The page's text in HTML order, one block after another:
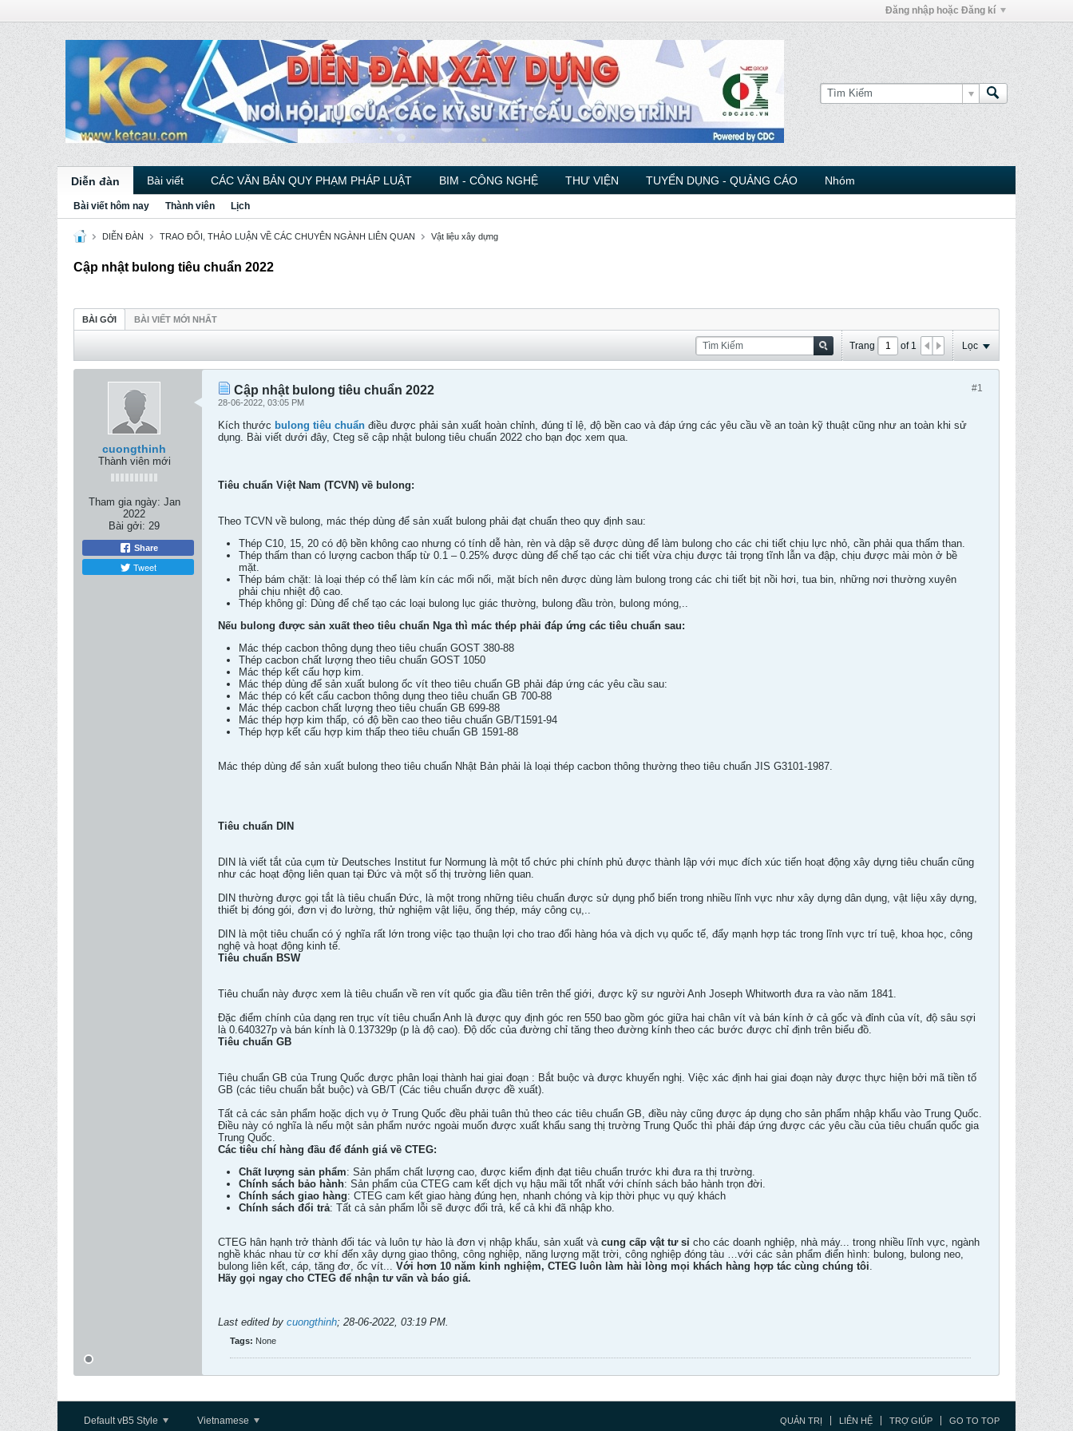
Đăng nhập hoặc Đăng kí
Diễn đàn Bài viết CÁC VĂN BẢN QUY PHẠM PHÁP LUẬT BIM - CÔNG NGHỆ THƯ VIỆN TUYỂN DỤNG - QUẢNG CÁO Nhóm
Bài viết hôm nay Thành viên Lịch
DIỄN ĐÀN TRAO ĐỔI, THẢO LUẬN VỀ CÁC CHUYÊN NGÀNH LIÊN QUAN Vật liệu xây dựng
Cập nhật bulong tiêu chuẩn 2022
BÀI GỞI BÀI VIẾT MỚI NHẤT
Trang of 1 Lọc
cuongthinh
Thành viên mới
Tham gia ngày: Jan
2022
Bài gởi: 29
Share
Tweet
#1
Cập nhật bulong tiêu chuẩn 2022
28-06-2022, 03:05 PM
Kích thước bulong tiêu chuẩn điều được phải sản xuất hoàn chỉnh, đúng tỉ lệ, độ bền cao và đáp ứng các yêu cầu về an toàn kỹ thuật cũng như an toàn khi sử
dụng. Bài viết dưới đây, Cteg sẽ cập nhật bulong tiêu chuẩn 2022 cho bạn đọc xem qua.
Tiêu chuẩn Việt Nam (TCVN) về bulong:
Theo TCVN về bulong, mác thép dùng để sản xuất bulong phải đạt chuẩn theo quy định sau:
Thép C10, 15, 20 có độ bền không cao nhưng có tính dễ hàn, rèn và dập sẽ được dùng để làm bulong cho các chi tiết chịu lực nhỏ, cần phải qua thấm than.
Thép thấm than có lượng cacbon thấp từ 0.1 – 0.25% được dùng để chế tạo các chi tiết vừa chịu được tải trọng tĩnh lẫn va đập, chịu được mài mòn ở bề
mặt.
Thép bám chặt: là loại thép có thể làm kín các mối nối, mặt bích nên được dùng làm bulong trong các chi tiết bịt nồi hơi, tua bin, những nơi thường xuyên
phải chịu nhiệt độ cao.
Thép không gỉ: Dùng để chế tạo các loại bulong lục giác thường, bulong đầu tròn, bulong móng,..
Nếu bulong được sản xuất theo tiêu chuẩn Nga thì mác thép phải đáp ứng các tiêu chuẩn sau:
Mác thép cacbon thông dụng theo tiêu chuẩn GOST 380-88
Thép cacbon chất lượng theo tiêu chuẩn GOST 1050
Mác thép kết cấu hợp kim.
Mác thép dùng để sản xuất bulong ốc vít theo tiêu chuẩn GB phải đáp ứng các yêu cầu sau:
Mác thép có kết cấu cacbon thông dụng theo tiêu chuẩn GB 700-88
Mác thép cacbon chất lượng theo tiêu chuẩn GB 699-88
Mác thép hợp kim thấp, có độ bền cao theo tiêu chuẩn GB/T1591-94
Thép hợp kết cấu hợp kim thấp theo tiêu chuẩn GB 1591-88
Mác thép dùng để sản xuất bulong theo tiêu chuẩn Nhật Bản phải là loại thép cacbon thông thường theo tiêu chuẩn JIS G3101-1987.
Tiêu chuẩn DIN
DIN là viết tắt của cụm từ Deutsches Institut fur Normung là một tổ chức phi chính phủ được thành lập với mục đích xúc tiến hoạt động xây dựng tiêu chuẩn cũng
như các hoạt động liên quan tại Đức và một số thị trường liên quan.
DIN thường được gọi tắt là tiêu chuẩn Đức, là một trong những tiêu chuẩn được sử dụng phổ biến trong nhiều lĩnh vực như xây dựng dân dụng, vật liệu xây dựng,
thiết bị đóng gói, đơn vị đo lường, thử nghiệm vật liệu, ống thép, máy công cụ,..
DIN là một tiêu chuẩn có ý nghĩa rất lớn trong việc tạo thuận lợi cho trao đổi hàng hóa và dịch vụ quốc tế, đẩy mạnh hợp tác trong lĩnh vực trí tuệ, khoa học, công
nghệ và hoạt động kinh tế.
Tiêu chuẩn BSW
Tiêu chuẩn này được xem là tiêu chuẩn về ren vít quốc gia đầu tiên trên thế giới, được kỹ sư người Anh Joseph Whitworth đưa ra vào năm 1841.
Đặc điểm chính của dạng ren trục vít tiêu chuẩn Anh là được quy định góc ren 550 bao gồm góc giữa hai chân vít và bán kính ở cả gốc và đỉnh của vít, độ sâu sợi
là 0.640327p và bán kính là 0.137329p (p là độ cao). Độ dốc của đường chỉ tăng theo đường kính theo các bước được chỉ định trên biểu đồ.
Tiêu chuẩn GB
Tiêu chuẩn GB của Trung Quốc được phân loại thành hai giai đoạn : Bắt buộc và được khuyến nghị. Việc xác định hai giai đoạn này được thực hiện bởi mã tiền tố
GB (các tiêu chuẩn bắt buộc) và GB/T (Các tiêu chuẩn được đề xuất).
Tất cả các sản phẩm hoặc dịch vụ ở Trung Quốc đều phải tuân thủ theo các tiêu chuẩn GB, điều này cũng được áp dụng cho sản phẩm nhập khẩu vào Trung Quốc.
Điều này có nghĩa là nếu một sản phẩm nước ngoài muốn được xuất khẩu sang thị trường Trung Quốc thì phải đáp ứng được các yêu cầu của tiêu chuẩn quốc gia
Trung Quốc.
Các tiêu chí hàng đầu để đánh giá về CTEG:
Chất lượng sản phẩm: Sản phẩm chất lượng cao, được kiểm định đạt tiêu chuẩn trước khi đưa ra thị trường.
Chính sách bảo hành: Sản phẩm của CTEG cam kết dịch vụ hậu mãi tốt nhất với chính sách bảo hành trọn đời.
Chính sách giao hàng: CTEG cam kết giao hàng đúng hẹn, nhanh chóng và kịp thời phục vụ quý khách
Chính sách đổi trả: Tất cả sản phẩm lỗi sẽ được đổi trả, kể cả khi đã nhập kho.
CTEG hân hạnh trở thành đối tác và luôn tự hào là đơn vị nhập khẩu, sản xuất và cung cấp vật tư sỉ cho các doanh nghiệp, nhà máy... trong nhiều lĩnh vực, ngành
nghề khác nhau từ cơ khí đến xây dựng giao thông, công nghiệp, năng lượng mặt trời, công nghiệp đóng tàu …với các sản phẩm điển hình: bulong, bulong neo,
bulong liên kết, cáp, tăng đơ, ốc vít... Với hơn 10 năm kinh nghiệm, CTEG luôn làm hài lòng mọi khách hàng hợp tác cùng chúng tôi.
Hãy gọi ngay cho CTEG để nhận tư vấn và báo giá.
Last edited by cuongthinh; 28-06-2022, 03:19 PM.
Tags: None
Default vB5 Style Vietnamese QUẢN TRỊ LIÊN HỆ TRỢ GIÚP GO TO TOP